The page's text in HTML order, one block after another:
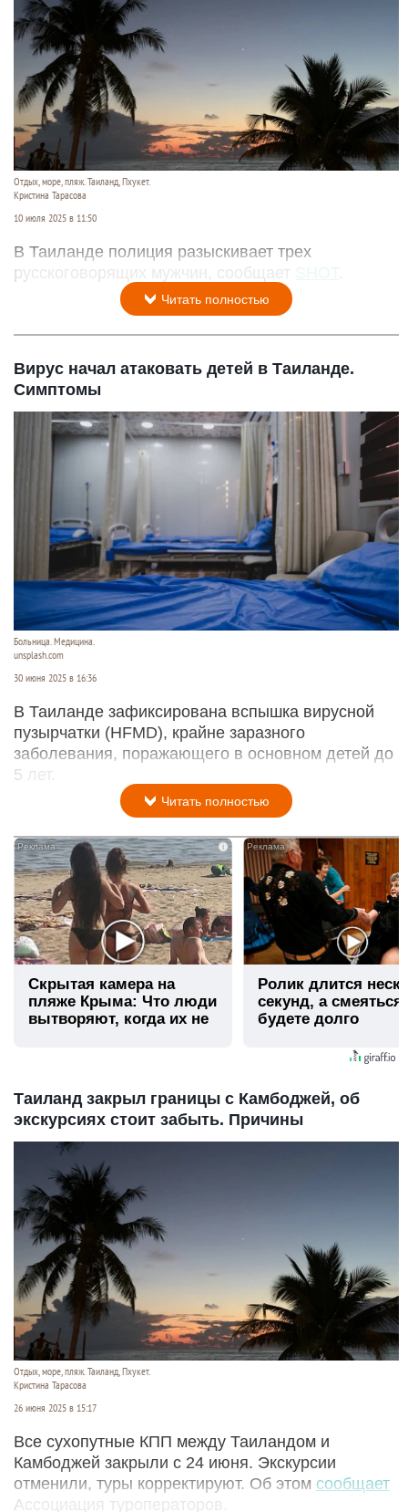
Отдых, море, пляж. Таиланд, Пхукет.
Кристина Тарасова
10 июля 2025 в 11:50
В Таиланде полиция разыскивает трех
русскоговорящих мужчин, сообщает SHOT.
Читать полностью
Вирус начал атаковать детей в Таиланде.
Симптомы
Больница. Медицина.
unsplash.com
30 июня 2025 в 16:36
В Таиланде зафиксирована вспышка вирусной
пузырчатки (HFMD), крайне заразного
заболевания, поражающего в основном детей до
5 лет.
Читать полностью
i
Скрытая камера на
пляже Крыма: Что люди
вытворяют, когда их не
Ролик длится
секунд, а
будете долго
Таиланд закрыл границы с Камбоджей, об
экскурсиях стоит забыть. Причины
Отдых, море, пляж. Таиланд, Пхукет.
Кристина Тарасова
26 июня 2025 в 15:17
Все сухопутные КПП между Таиландом и
Камбоджей закрыли с 24 июня. Экскурсии
отменили, туры корректируют. Об этом сообщает
Ассоциация туроператоров.